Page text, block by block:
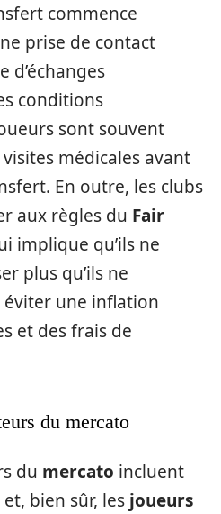
commence
prise de contact
d’échanges
conditions
sont souvent
médicales avant
En outre, les clubs
aux règles du Fair
implique qu’ils ne
plus qu’ils ne
éviter une inflation
et des frais de
du mercato
du mercato incluent
et, bien sûr, les joueurs